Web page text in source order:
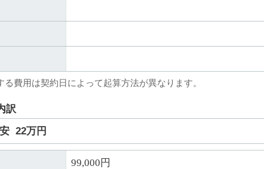
費用は契約日によって起算方法が異なります。
訳
22万円
99,000円